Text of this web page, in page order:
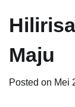
Maju
Posted on Mei